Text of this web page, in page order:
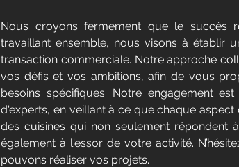
Nous croyons fermement que le succès
travaillant ensemble, nous visons à établir
transaction commerciale. Notre approche
vos défis et vos ambitions, afin de vous
besoins spécifiques. Notre engagement
d'experts, en veillant à ce que chaque
des cuisines qui non seulement répondent
également à l'essor de votre activité.
pouvons réaliser vos projets.